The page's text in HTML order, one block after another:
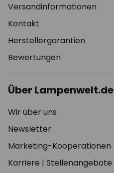
Versandinformationen
Kontakt
Herstellergarantien
Bewertungen
Über Lampenwelt.de
Wir über uns
Newsletter
Marketing-Kooperationen
Karriere | Stellenangebote